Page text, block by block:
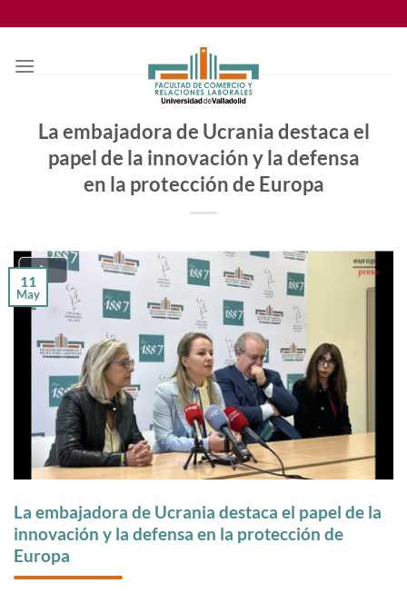
al
contenido
La embajadora de Ucrania destaca el
papel de la innovación y la defensa
en la protección de Europa
11
May
La embajadora de Ucrania destaca el papel de la
innovación y la defensa en la protección de
Europa